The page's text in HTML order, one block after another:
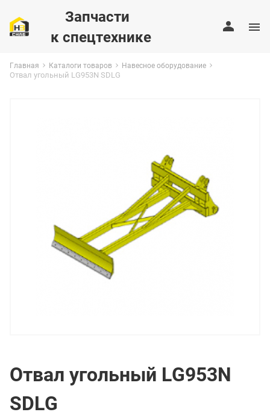
Запчасти
к спецтехнике
Главная Каталоги товаров Навесное оборудование
Отвал угольный LG953N SDLG
Отвал угольный LG953N
SDLG